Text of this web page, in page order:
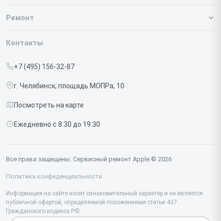
О нашем сервисе
Срочный ремонт
Доставка и способы оплаты
Диагностика
Контакты
Ремонт
Iphone
Studio Display
Vision Pro
Контакты
+7 (495) 156-32-87
г. Челябинск, площадь МОПРа, 10
Посмотреть на карте
Ежедневно с 8:30 до 19:30
Все права защищены. Сервисный ремонт Apple © 2026
Политика конфиденциальности
Информация на сайте носит ознакомительный характер и не является
публичной офертой, определяемой положениями статьи 437
Гражданского кодекса РФ.